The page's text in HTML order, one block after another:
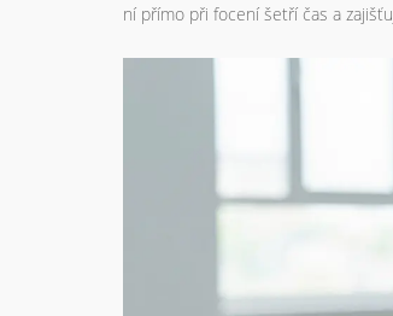
ní přímo při focení šetří čas a